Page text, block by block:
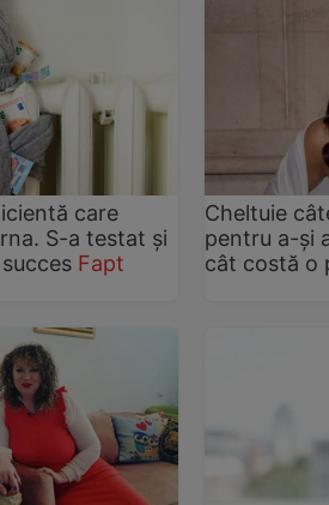
care
S-a testat și
Fapt
Cheltuie
pentru a-și
cât costă o